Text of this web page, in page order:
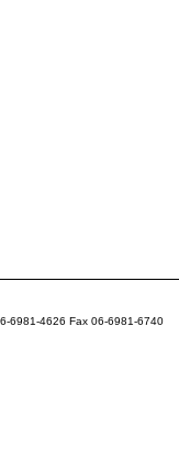
6981-4626 Fax 06-6981-6740